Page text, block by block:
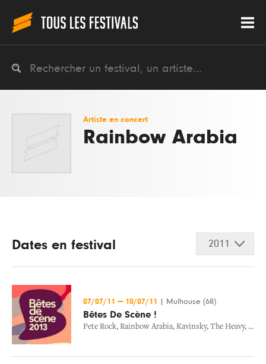
Artiste en concert
Rainbow Arabia
Dates en festival 2011
07/07/11 — 10/07/11 Mulhouse (68)
Bêtes De Scène !
Pete Rock, Rainbow Arabia, Kavinsky, The Heavy,